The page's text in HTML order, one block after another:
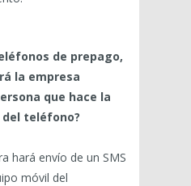
de prepago,
la empresa
que hace la
teléfono?
hará envío de un SMS
móvil del